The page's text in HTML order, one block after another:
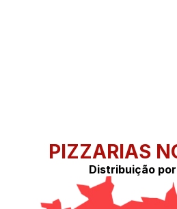
PIZZARIAS
Distribuição